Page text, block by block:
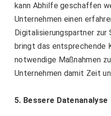
kann Abhilfe geschaffen
Unternehmen einen
Digitalisierungspartner
bringt das entsprechende
notwendige Maßnahmen
Unternehmen damit Zeit
5. Bessere Datenanalyse